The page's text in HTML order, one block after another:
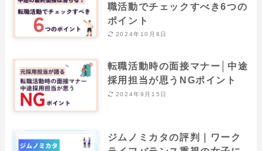
職活動でチェックすべき6つの
ポイント
2024年10月8日
転職活動時の面接マナー│中途
採用担当が思うNGポイント
2024年9月15日
ジムノミカタの評判｜ワーク